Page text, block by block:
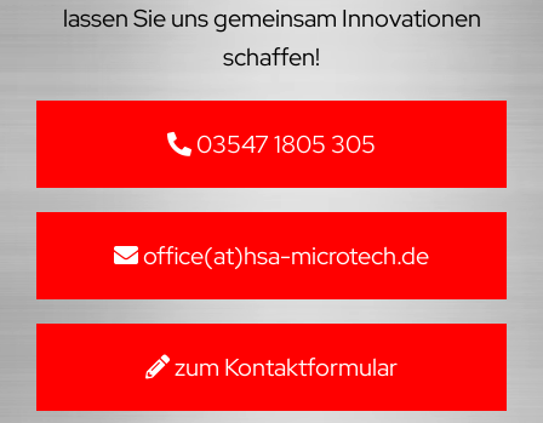
lassen Sie uns gemeinsam Innovationen
schaffen!
03547 1805 305
office(at)hsa-microtech.de
zum Kontaktformular